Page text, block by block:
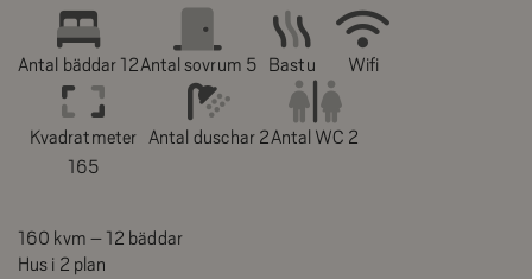
Antal bäddar 12Antal sovrum 5 Bastu Wifi
Kvadratmeter
165
Antal duschar 2Antal WC 2
160 kvm – 12 bäddar
Hus i 2 plan